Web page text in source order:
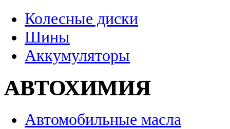
Колесные диски
Шины
Аккумуляторы
АВТОХИМИЯ
Автомобильные масла